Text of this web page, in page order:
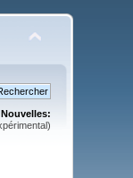
Nouvelles: